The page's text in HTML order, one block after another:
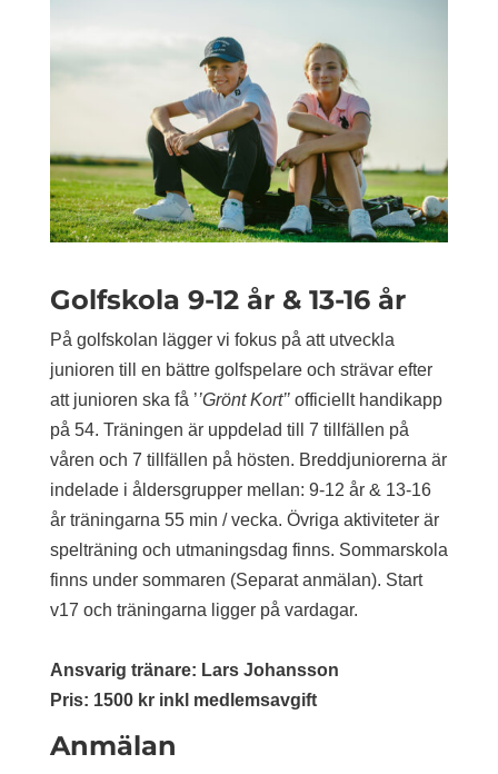
Golfskola 9-12 år & 13-16 år
På golfskolan lägger vi fokus på att utveckla
junioren till en bättre golfspelare och strävar efter
att junioren ska få ’’Grönt Kort’’officiellt handikapp
på 54. Träningen är uppdelad till 7 tillfällen på
våren och 7 tillfällen på hösten. Breddjuniorerna är
indelade i åldersgrupper mellan: 9-12 år & 13-16
år träningarna 55 min / vecka. Övriga aktiviteter är
spelträning och utmaningsdag finns. Sommarskola
finns under sommaren (Separat anmälan). Start
v17 och träningarna ligger på vardagar.
Ansvarig tränare: Lars Johansson
Pris: 1500 kr inkl medlemsavgift
Anmälan